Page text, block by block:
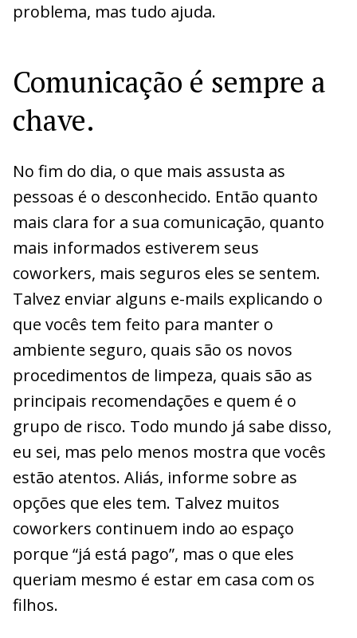
problema, mas tudo ajuda.
Comunicação é sempre a
chave.
No fim do dia, o que mais assusta as
pessoas é o desconhecido. Então quanto
mais clara for a sua comunicação, quanto
mais informados estiverem seus
coworkers, mais seguros eles se sentem.
Talvez enviar alguns e-mails explicando o
que vocês tem feito para manter o
ambiente seguro, quais são os novos
procedimentos de limpeza, quais são as
principais recomendações e quem é o
grupo de risco. Todo mundo já sabe disso,
eu sei, mas pelo menos mostra que vocês
estão atentos. Aliás, informe sobre as
opções que eles tem. Talvez muitos
coworkers continuem indo ao espaço
porque “já está pago”, mas o que eles
queriam mesmo é estar em casa com os
filhos.